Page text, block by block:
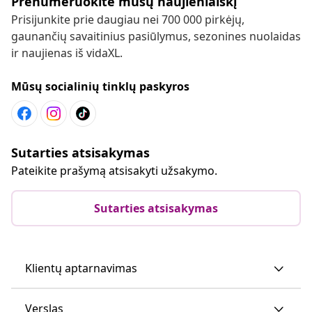
Prisijunkite prie daugiau nei 700 000 pirkėjų,
gaunančių savaitinius pasiūlymus, sezonines nuolaidas
ir naujienas iš vidaXL.
Mūsų socialinių tinklų paskyros
Sutarties atsisakymas
Pateikite prašymą atsisakyti užsakymo.
Sutarties atsisakymas
Klientų aptarnavimas
Verslas